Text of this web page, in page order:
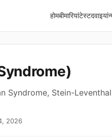
होमबीमारियांटेस्टदवाइयां
Syndrome, Stein-
2026